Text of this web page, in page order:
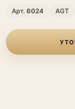
Арт. 6024 AGT